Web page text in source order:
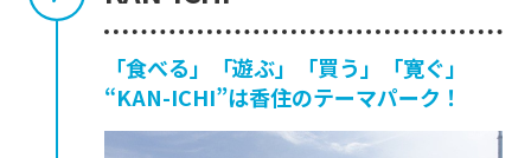
「食べる」「遊ぶ」「買う」「寛ぐ」
“KAN-ICHI”は香住のテーマパーク！